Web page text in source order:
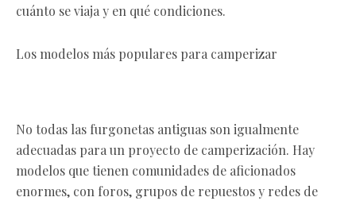
cuánto se viaja y en qué condiciones.
Los modelos más populares para camperizar
No todas las furgonetas antiguas son igualmente
adecuadas para un proyecto de camperización. Hay
modelos que tienen comunidades de aficionados
enormes, con foros, grupos de repuestos y redes de